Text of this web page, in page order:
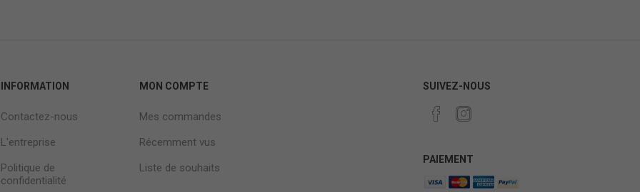
INFORMATION
Contactez-nous
L'entreprise
Politique de
confidentialité
MON COMPTE
Mes commandes
Récemment vus
Liste de souhaits
SUIVEZ-NOUS
PAIEMENT